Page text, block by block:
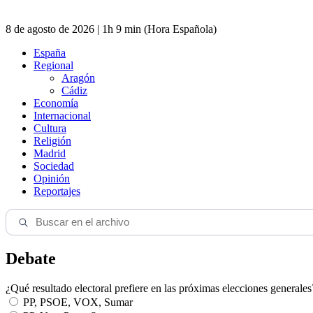
8 de agosto de 2026 | 1h 9 min (Hora Española)
España
Regional
Aragón
Cádiz
Economía
Internacional
Cultura
Religión
Madrid
Sociedad
Opinión
Reportajes
Debate
¿Qué resultado electoral prefiere en las próximas elecciones
PP, PSOE, VOX, Sumar